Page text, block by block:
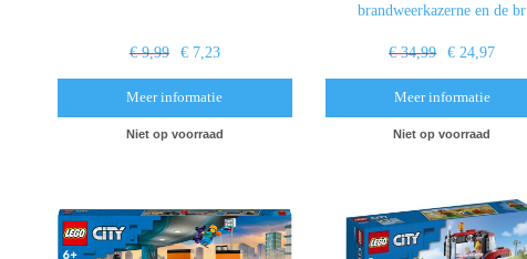
€ 9,99 € 7,23
Meer informatie
Niet op voorraad
brandweerkazerne en de br
€ 34,99 € 24,97
Meer informatie
Niet op voorraad